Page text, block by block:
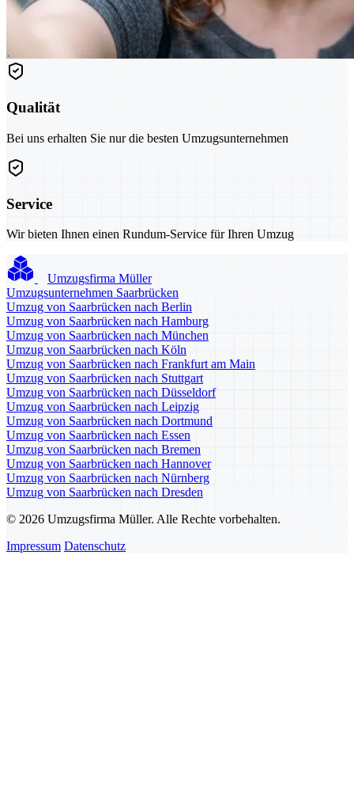
Qualität
Bei uns erhalten Sie nur die besten Umzugsunternehmen
Service
Wir bieten Ihnen einen Rundum-Service für Ihren Umzug
Umzugsfirma Müller
Umzugsunternehmen Saarbrücken
Umzug von Saarbrücken nach Berlin
Umzug von Saarbrücken nach Hamburg
Umzug von Saarbrücken nach München
Umzug von Saarbrücken nach Köln
Umzug von Saarbrücken nach Frankfurt am Main
Umzug von Saarbrücken nach Stuttgart
Umzug von Saarbrücken nach Düsseldorf
Umzug von Saarbrücken nach Leipzig
Umzug von Saarbrücken nach Dortmund
Umzug von Saarbrücken nach Essen
Umzug von Saarbrücken nach Bremen
Umzug von Saarbrücken nach Hannover
Umzug von Saarbrücken nach Nürnberg
Umzug von Saarbrücken nach Dresden
© 2026 Umzugsfirma Müller. Alle Rechte vorbehalten.
Impressum Datenschutz